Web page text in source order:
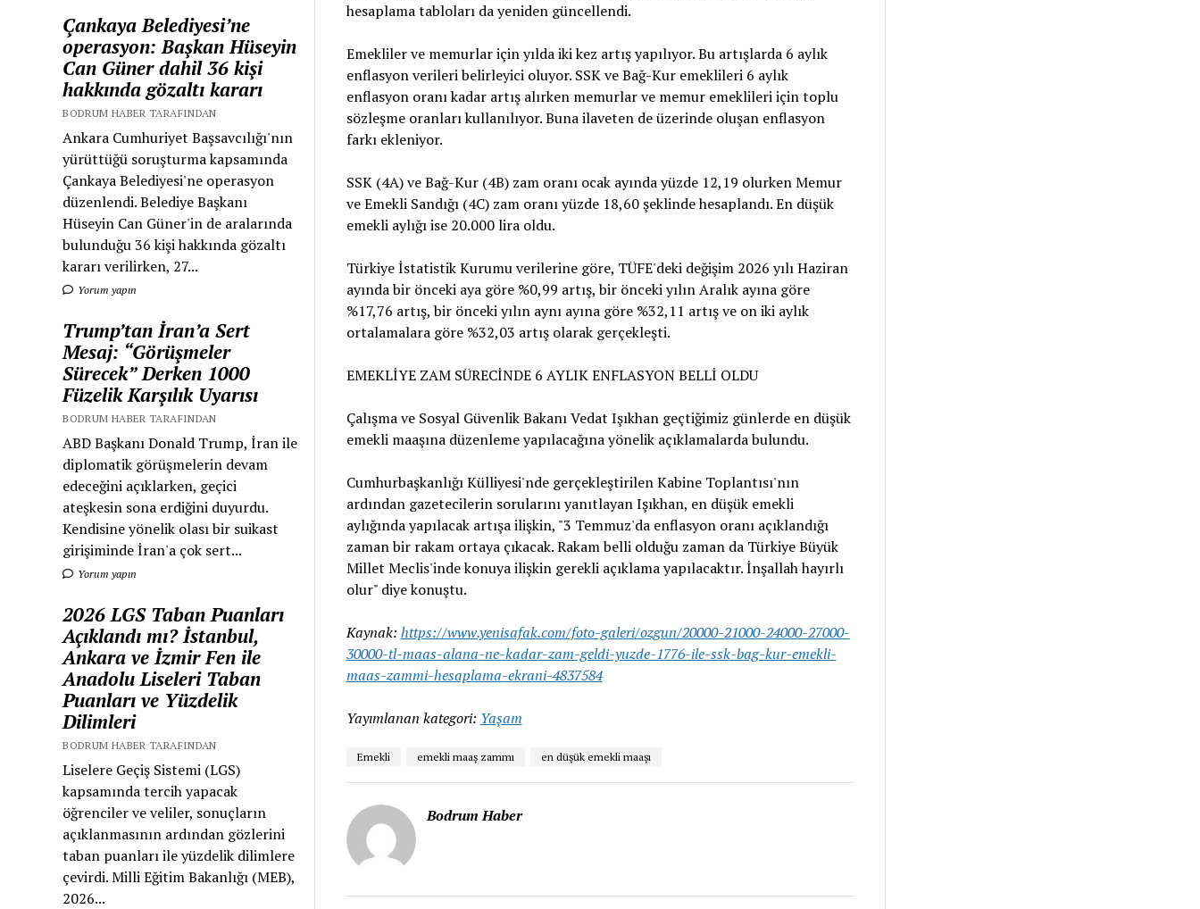
Çankaya Belediyesi’ne
operasyon: Başkan Hüseyin
Can Güner dahil 36 kişi
hakkında gözaltı kararı
BODRUM HABER TARAFINDAN
Ankara Cumhuriyet Başsavcılığı'nın
yürüttüğü soruşturma kapsamında
Çankaya Belediyesi'ne operasyon
düzenlendi. Belediye Başkanı
Hüseyin Can Güner'in de aralarında
bulunduğu 36 kişi hakkında gözaltı
kararı verilirken, 27...
Yorum yapın
Trump’tan İran’a Sert
Mesaj: “Görüşmeler
Sürecek” Derken 1000
Füzelik Karşılık Uyarısı
BODRUM HABER TARAFINDAN
ABD Başkanı Donald Trump, İran ile
diplomatik görüşmelerin devam
edeceğini açıklarken, geçici
ateşkesin sona erdiğini duyurdu.
Kendisine yönelik olası bir suikast
girişiminde İran'a çok sert...
Yorum yapın
2026 LGS Taban Puanları
Açıklandı mı? İstanbul,
Ankara ve İzmir Fen ile
Anadolu Liseleri Taban
Puanları ve Yüzdelik
Dilimleri
BODRUM HABER TARAFINDAN
Liselere Geçiş Sistemi (LGS)
kapsamında tercih yapacak
öğrenciler ve veliler, sonuçların
açıklanmasının ardından gözlerini
taban puanları ile yüzdelik dilimlere
çevirdi. Milli Eğitim Bakanlığı (MEB),
2026...
hesaplama tabloları da yeniden güncellendi.
Emekliler ve memurlar için yılda iki kez artış yapılıyor. Bu artışlarda 6 aylık
enflasyon verileri belirleyici oluyor. SSK ve Bağ-Kur emeklileri 6 aylık
enflasyon oranı kadar artış alırken memurlar ve memur emeklileri için toplu
sözleşme oranları kullanılıyor. Buna ilaveten de üzerinde oluşan enflasyon
farkı ekleniyor.
SSK (4A) ve Bağ-Kur (4B) zam oranı ocak ayında yüzde 12,19 olurken Memur
ve Emekli Sandığı (4C) zam oranı yüzde 18,60 şeklinde hesaplandı. En düşük
emekli aylığı ise 20.000 lira oldu.
Türkiye İstatistik Kurumu verilerine göre, TÜFE'deki değişim 2026 yılı Haziran
ayında bir önceki aya göre %0,99 artış, bir önceki yılın Aralık ayına göre
%17,76 artış, bir önceki yılın aynı ayına göre %32,11 artış ve on iki aylık
ortalamalara göre %32,03 artış olarak gerçekleşti.
EMEKLİYE ZAM SÜRECİNDE 6 AYLIK ENFLASYON BELLİ OLDU
Çalışma ve Sosyal Güvenlik Bakanı Vedat Işıkhan geçtiğimiz günlerde en düşük
emekli maaşına düzenleme yapılacağına yönelik açıklamalarda bulundu.
Cumhurbaşkanlığı Külliyesi'nde gerçekleştirilen Kabine Toplantısı'nın
ardından gazetecilerin sorularını yanıtlayan Işıkhan, en düşük emekli
aylığında yapılacak artışa ilişkin, "3 Temmuz'da enflasyon oranı açıklandığı
zaman bir rakam ortaya çıkacak. Rakam belli olduğu zaman da Türkiye Büyük
Millet Meclis'inde konuya ilişkin gerekli açıklama yapılacaktır. İnşallah hayırlı
olur" diye konuştu.
Kaynak: https://www.yenisafak.com/foto-galeri/ozgun/20000-21000-24000-27000-
30000-tl-maas-alana-ne-kadar-zam-geldi-yuzde-1776-ile-ssk-bag-kur-emekli-
maas-zammi-hesaplama-ekrani-4837584
Yayımlanan kategori: Yaşam
Emekli emekli maaş zammı en düşük emekli maaşı
Bodrum Haber